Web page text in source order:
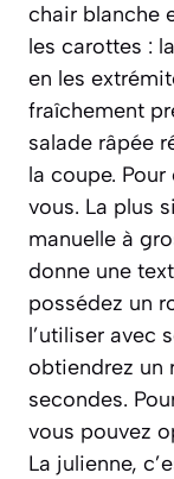
chair blanche
les carottes :
en les
fraîchement
salade râpée
la coupe.
vous. La plus
manuelle à
donne une
possédez un
l’utiliser avec
obtiendrez un
secondes.
vous pouvez
La julienne,